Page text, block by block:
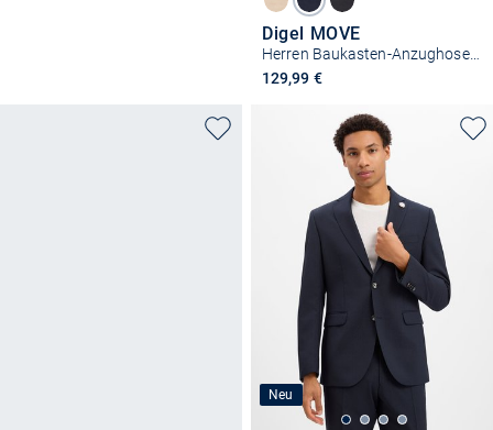
Digel MOVE
Herren Baukasten-Anzughose mit Schurwoll-Anteil - Bert
129,99 €
Neu